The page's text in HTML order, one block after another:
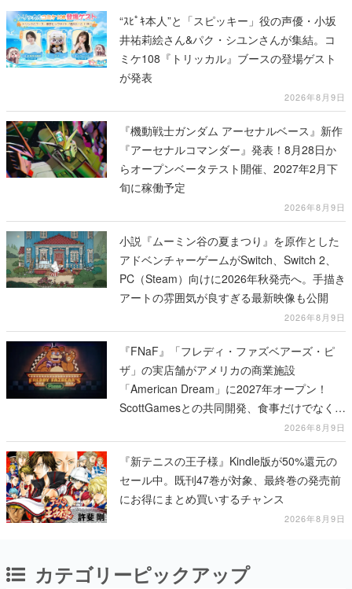
“ｽﾋﾟｷ本人”と「スピッキー」役の声優・小坂
井祐莉絵さん&パク・シユンさんが集結。コ
ミケ108『トリッカル』ブースの登場ゲスト
が発表
2026年8月9日
『機動戦士ガンダム アーセナルベース』新作
『アーセナルコマンダー』発表！8月28日か
らオープンベータテスト開催、2027年2月下
旬に稼働予定
2026年8月9日
小説『ムーミン谷の夏まつり』を原作とした
アドベンチャーゲームがSwitch、Switch 2、
PC（Steam）向けに2026年秋発売へ。手描き
アートの雰囲気が良すぎる最新映像も公開
2026年8月9日
『FNaF』「フレディ・ファズベアーズ・ピ
ザ」の実店舗がアメリカの商業施設
「American Dream」に2027年オープン！
ScottGamesとの共同開発、食事だけでなくス
テージショーや没入型のホラー体験も楽しめ
る
2026年8月9日
『新テニスの王子様』Kindle版が50%還元の
セール中。既刊47巻が対象、最終巻の発売前
にお得にまとめ買いするチャンス
2026年8月9日
カテゴリーピックアップ